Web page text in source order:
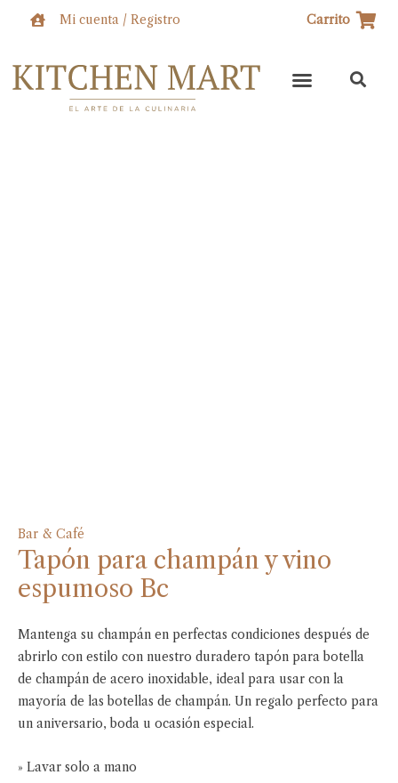
Mi cuenta / Registro Carrito
Bar & Café
Tapón para champán y vino
espumoso Bc
Mantenga su champán en perfectas condiciones después de
abrirlo con estilo con nuestro duradero tapón para botella
de champán de acero inoxidable, ideal para usar con la
mayoría de las botellas de champán. Un regalo perfecto para
un aniversario, boda u ocasión especial.
» Lavar solo a mano